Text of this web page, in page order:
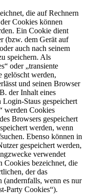
die auf Rechnern
Cookies können
Ein Cookie dient
(bzw. dem Gerät auf
auch nach seinem
speichern. Als
oder „transiente
gelöscht werden,
und seinen Browser
der Inhalt eines
Staus gespeichert
werden Cookies
Browsers gespeichert
werden, wenn
Ebenso können in
gespeichert werden,
verwendet
Cookies bezeichnet, die
der das
(andernfalls, wenn es nur
Party Cookies“).